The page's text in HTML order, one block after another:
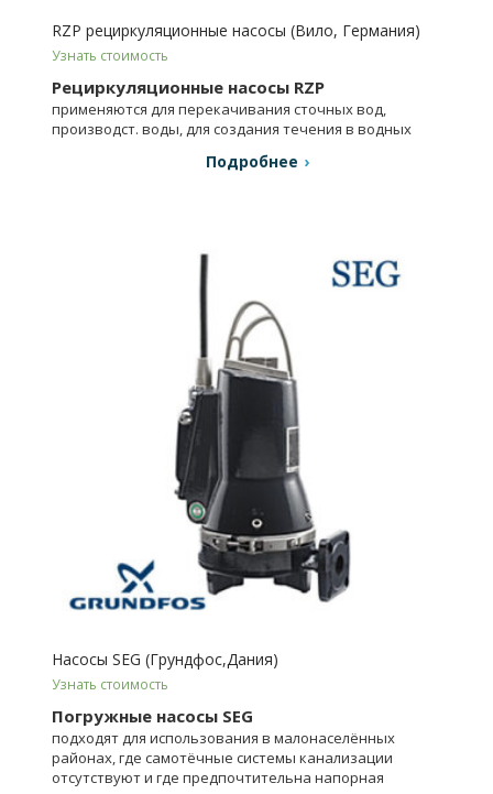
RZP рециркуляционные насосы (Вило, Германия)
Узнать стоимость
Рециркуляционные насосы RZP
применяются для перекачивания сточных вод,
производст. воды, для создания течения в водных
Подробнее
Насосы SEG (Грундфос,Дания)
Узнать стоимость
Погружные насосы SEG
подходят для использования в малонаселённых
районах, где самотёчные системы канализации
отсутствуют и где предпочтительна напорная